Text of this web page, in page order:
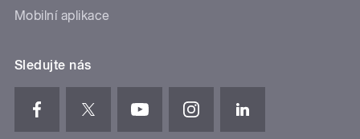
Mobilní aplikace
Sledujte nás